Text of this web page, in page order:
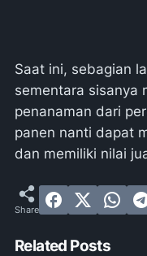
Saat ini, sebagian
sementara sisanya
penanaman dari
panen nanti dapat
dan memiliki nilai
Related Posts